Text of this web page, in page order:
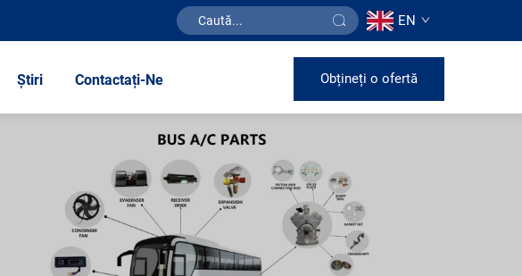
EN
Știri Contactați-Ne Obțineți o ofertă